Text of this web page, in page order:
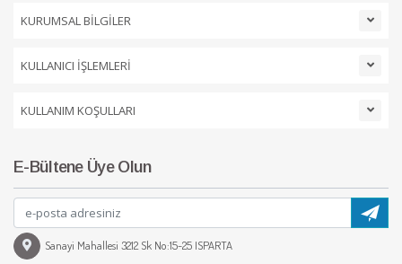
KURUMSAL BİLGİLER
KULLANICI İŞLEMLERİ
KULLANIM KOŞULLARI
E-Bültene Üye Olun
Sanayi Mahallesi 3212 Sk No:15-25 ISPARTA